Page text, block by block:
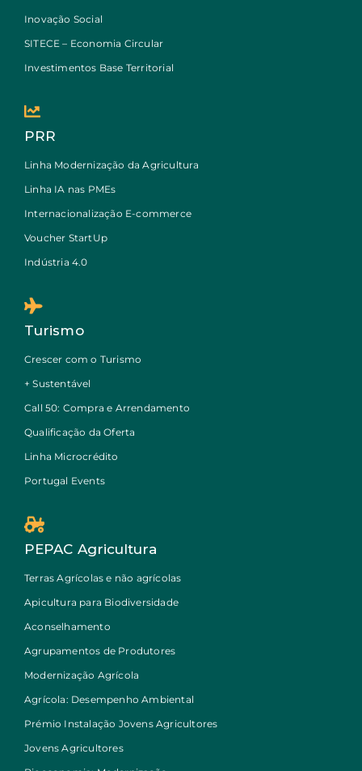
Inovação Social
SITECE – Economia Circular
Investimentos Base Territorial
PRR
Linha Modernização da Agricultura
Linha IA nas PMEs
Internacionalização E-commerce
Voucher StartUp
Indústria 4.0
Turismo
Crescer com o Turismo
+ Sustentável
Call 50: Compra e Arrendamento
Qualificação da Oferta
Linha Microcrédito
Portugal Events
PEPAC Agricultura
Terras Agrícolas e não agrícolas
Apicultura para Biodiversidade
Aconselhamento
Agrupamentos de Produtores
Modernização Agrícola
Agrícola: Desempenho Ambiental
Prémio Instalação Jovens Agricultores
Jovens Agricultores